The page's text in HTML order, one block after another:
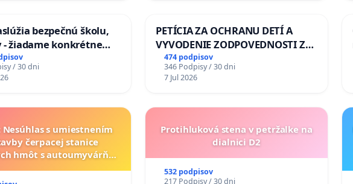
bezpečnú školu,
- žiadame konkrétne
na zlepšenie situácie v
/ 30 dni
PETÍCIA ZA OCHRANU DETÍ A
VYVODENIE ZODPOVEDNOSTI ZA
DLHOROČNÚ NEČINNOSŤ A
ZLYHANIE ŠTÁTU
474 podpisov
346 Podpisy / 30 dni
7 Jul 2026
Nesúhlas s umiestnením
čerpacej stanice
hmôt s autoumyvárňou
Grob - Čierna Voda
Protihluková stena v petržalke na
dialnici D2
532 podpisov
217 Podpisy / 30 dni